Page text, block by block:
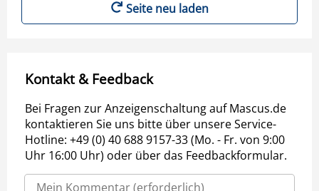
Seite neu laden
Kontakt & Feedback
Bei Fragen zur Anzeigenschaltung auf Mascus.de
kontaktieren Sie uns bitte über unsere Service-
Hotline: +49 (0) 40 688 9157-33 (Mo. - Fr. von 9:00
Uhr 16:00 Uhr) oder über das Feedbackformular.